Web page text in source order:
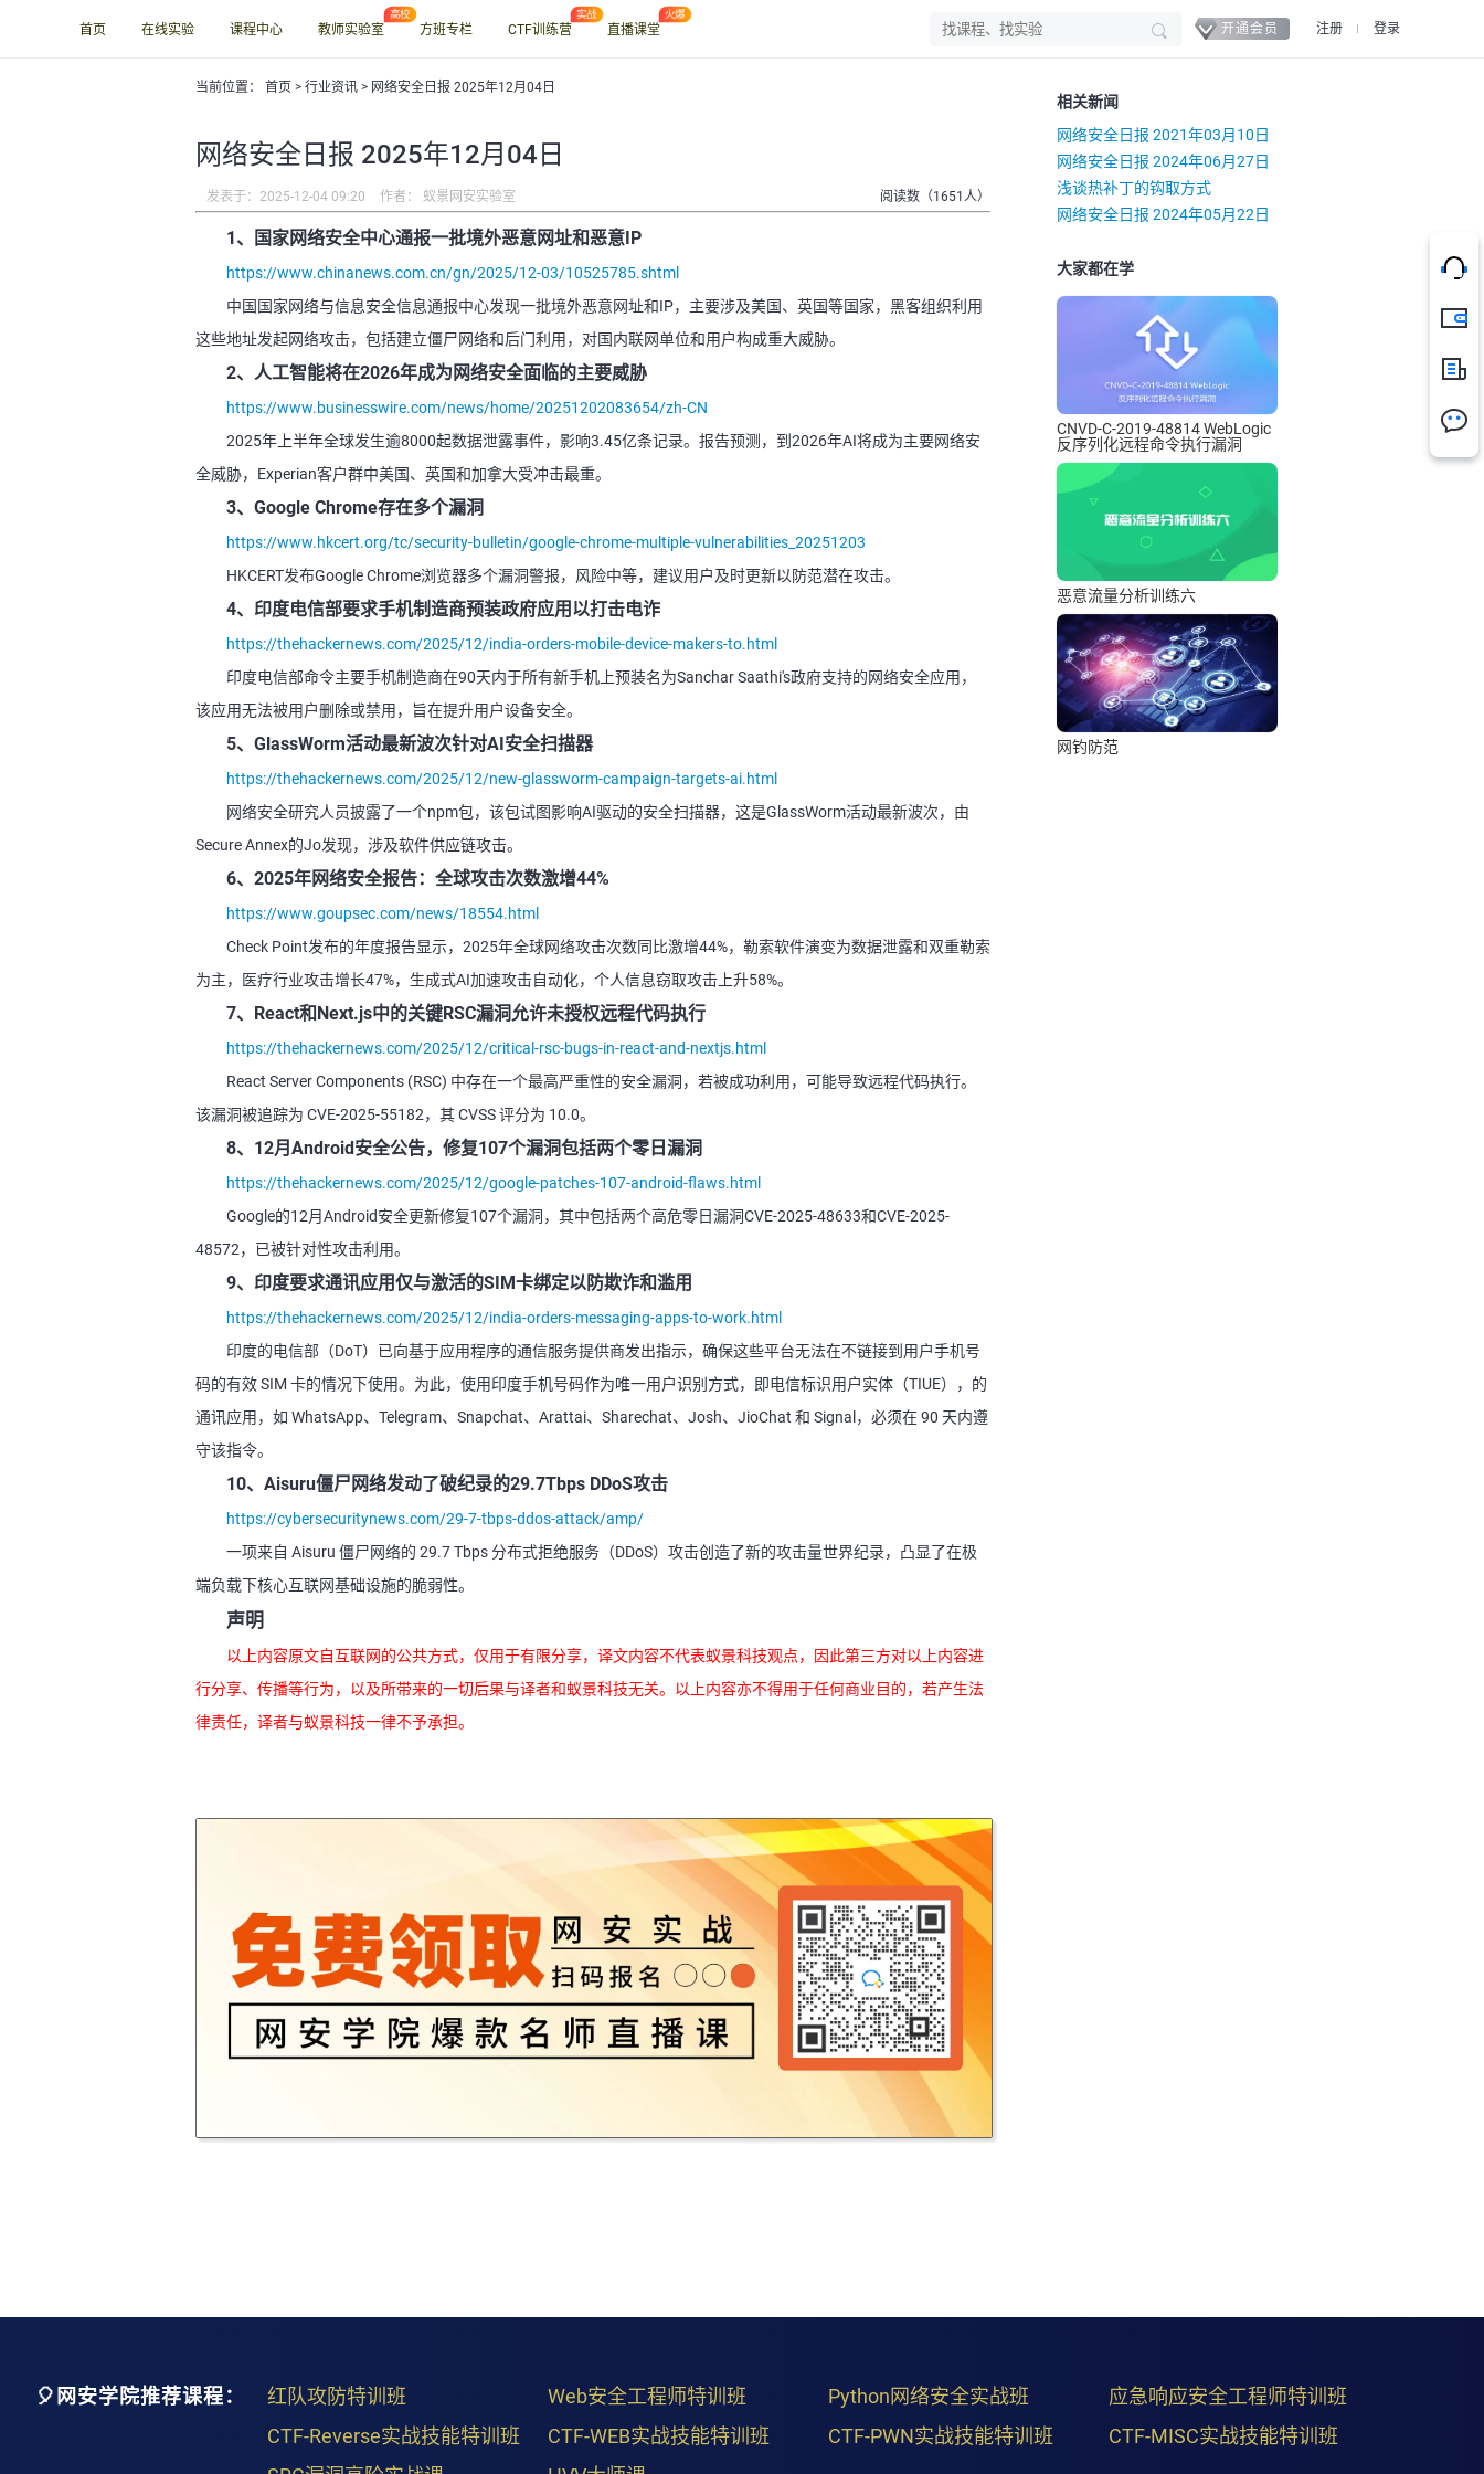
首页 在线实验 课程中心 教师实验室 方班专栏 CTF训练营 直播课堂 开通会员 注册 登录
当前位置： 首页 > 行业资讯 > 网络安全日报 2025年12月04日
网络安全日报 2025年12月04日
发表于：2025-12-04 09:20 作者： 蚁景网安实验室 阅读数（1651人）
1、国家网络安全中心通报一批境外恶意网址和恶意IP
https://www.chinanews.com.cn/gn/2025/12-03/10525785.shtml
中国国家网络与信息安全信息通报中心发现一批境外恶意网址和IP，主要涉及美国、英国等国家，黑客组织利用
这些地址发起网络攻击，包括建立僵尸网络和后门利用，对国内联网单位和用户构成重大威胁。
2、人工智能将在2026年成为网络安全面临的主要威胁
https://www.businesswire.com/news/home/20251202083654/zh-CN
2025年上半年全球发生逾8000起数据泄露事件，影响3.45亿条记录。报告预测，到2026年AI将成为主要网络安
全威胁，Experian客户群中美国、英国和加拿大受冲击最重。
3、Google Chrome存在多个漏洞
https://www.hkcert.org/tc/security-bulletin/google-chrome-multiple-vulnerabilities_20251203
HKCERT发布Google Chrome浏览器多个漏洞警报，风险中等，建议用户及时更新以防范潜在攻击。
4、印度电信部要求手机制造商预装政府应用以打击电诈
https://thehackernews.com/2025/12/india-orders-mobile-device-makers-to.html
印度电信部命令主要手机制造商在90天内于所有新手机上预装名为Sanchar Saathi's政府支持的网络安全应用，
该应用无法被用户删除或禁用，旨在提升用户设备安全。
5、GlassWorm活动最新波次针对AI安全扫描器
https://thehackernews.com/2025/12/new-glassworm-campaign-targets-ai.html
网络安全研究人员披露了一个npm包，该包试图影响AI驱动的安全扫描器，这是GlassWorm活动最新波次，由
Secure Annex的Jo发现，涉及软件供应链攻击。
6、2025年网络安全报告：全球攻击次数激增44%
https://www.goupsec.com/news/18554.html
Check Point发布的年度报告显示，2025年全球网络攻击次数同比激增44%，勒索软件演变为数据泄露和双重勒索
为主，医疗行业攻击增长47%，生成式AI加速攻击自动化，个人信息窃取攻击上升58%。
7、React和Next.js中的关键RSC漏洞允许未授权远程代码执行
https://thehackernews.com/2025/12/critical-rsc-bugs-in-react-and-nextjs.html
React Server Components (RSC) 中存在一个最高严重性的安全漏洞，若被成功利用，可能导致远程代码执行。
该漏洞被追踪为 CVE-2025-55182，其 CVSS 评分为 10.0。
8、12月Android安全公告，修复107个漏洞包括两个零日漏洞
https://thehackernews.com/2025/12/google-patches-107-android-flaws.html
Google的12月Android安全更新修复107个漏洞，其中包括两个高危零日漏洞CVE-2025-48633和CVE-2025-
48572，已被针对性攻击利用。
9、印度要求通讯应用仅与激活的SIM卡绑定以防欺诈和滥用
https://thehackernews.com/2025/12/india-orders-messaging-apps-to-work.html
印度的电信部（DoT）已向基于应用程序的通信服务提供商发出指示，确保这些平台无法在不链接到用户手机号
码的有效 SIM 卡的情况下使用。为此，使用印度手机号码作为唯一用户识别方式，即电信标识用户实体（TIUE），的
通讯应用，如 WhatsApp、Telegram、Snapchat、Arattai、Sharechat、Josh、JioChat 和 Signal，必须在 90 天内遵
守该指令。
10、Aisuru僵尸网络发动了破纪录的29.7Tbps DDoS攻击
https://cybersecuritynews.com/29-7-tbps-ddos-attack/amp/
一项来自 Aisuru 僵尸网络的 29.7 Tbps 分布式拒绝服务（DDoS）攻击创造了新的攻击量世界纪录，凸显了在极
端负载下核心互联网基础设施的脆弱性。
声明
以上内容原文自互联网的公共方式，仅用于有限分享，译文内容不代表蚁景科技观点，因此第三方对以上内容进
行分享、传播等行为，以及所带来的一切后果与译者和蚁景科技无关。以上内容亦不得用于任何商业目的，若产生法
律责任，译者与蚁景科技一律不予承担。
相关新闻
网络安全日报 2021年03月10日
网络安全日报 2024年06月27日
浅谈热补丁的钩取方式
网络安全日报 2024年05月22日
大家都在学
CNVD-C-2019-48814 WebLogic
反序列化远程命令执行漏洞
恶意流量分析训练六
网钓防范
🎈网安学院推荐课程： 红队攻防特训班 Web安全工程师特训班 Python网络安全实战班
应急响应安全工程师特训班
CTF-Reverse实战技能特训班
CTF-WEB实战技能特训班 CTF-PWN实战技能特训班
CTF-MISC实战技能特训班